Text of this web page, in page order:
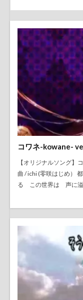
コワネ-kowane-
【オリジナルソング】
曲 / ichi (零咲はじめ）
る この世界は 声に溢